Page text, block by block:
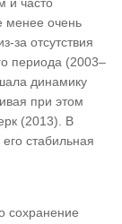
менее очень
за отсутствия
периода (2003–
динамику
при этом
(2013). В
стабильная
сохранение